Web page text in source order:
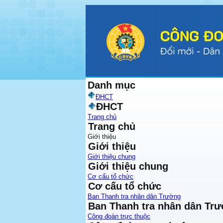
Danh mục
ĐHCT
ĐHCT
Trang chủ
Trang chủ
Giới thiệu
Giới thiệu
Giới thiệu chung
Giới thiệu chung
Cơ cấu tổ chức
Cơ cấu tổ chức
Ban Thanh tra nhân dân Trường
Ban Thanh tra nhân dân
Công đoàn trực thuộc